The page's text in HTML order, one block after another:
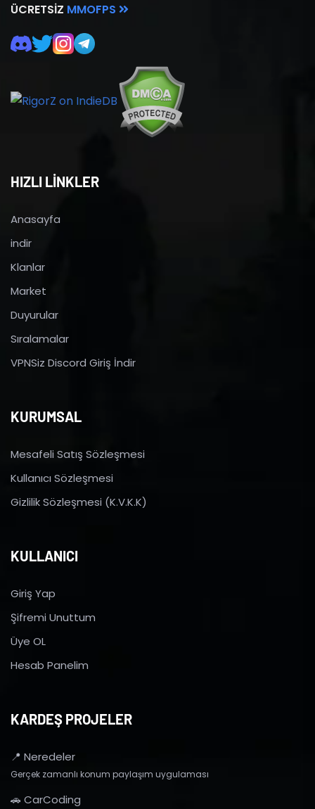
ÜCRETSIZ MMOFPS
HIZLI LİNKLER
Anasayfa
indir
Klanlar
Market
Duyurular
Sıralamalar
VPNSiz Discord Giriş İndir
KURUMSAL
Mesafeli Satış Sözleşmesi
Kullanıcı Sözleşmesi
Gizlilik Sözleşmesi (K.V.K.K)
KULLANICI
Giriş Yap
Şifremi Unuttum
Üye OL
Hesab Panelim
KARDEŞ PROJELER
📍 Neredeler
Gerçek zamanlı konum paylaşım uygulaması
🚗 CarCoding